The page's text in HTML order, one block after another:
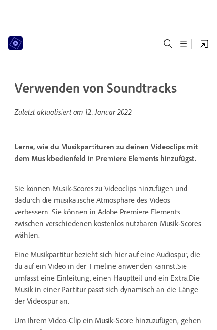
Verwenden von Soundtracks
Zuletzt aktualisiert am 12. Januar 2022
Lerne, wie du Musikpartituren zu deinen Videoclips mit
dem Musikbedienfeld in Premiere Elements hinzufügst.
Sie können Musik-Scores zu Videoclips hinzufügen und
dadurch die musikalische Atmosphäre des Videos
verbessern. Sie können in Adobe Premiere Elements
zwischen verschiedenen kostenlos nutzbaren Musik-Scores
wählen.
Eine Musikpartitur bezieht sich hier auf eine Audiospur, die
du auf ein Video in der Timeline anwenden kannst.Sie
umfasst eine Einleitung, einen Hauptteil und ein Extra.Die
Musik in einer Partitur passt sich dynamisch an die Länge
der Videospur an.
Um Ihrem Video-Clip ein Musik-Score hinzuzufügen, gehen